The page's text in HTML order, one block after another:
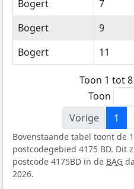
Bogert 7
Bogert
9
Bogert
11
Toon 1 tot
Toon
Vorige
1
Bovenstaande tabel toont de
postcodegebied 4175 BD. Dit
postcode 4175BD in de BAG
2026.